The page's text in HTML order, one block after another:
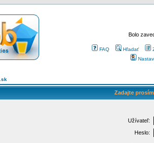
Bolo
FAQ Hľadať
Zadajte
Užívateľ:
Heslo: